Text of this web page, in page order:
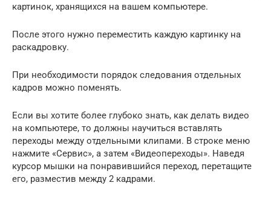
картинок, хранящихся на вашем компьютере.
После этого нужно переместить каждую картинку на
раскадровку.
При необходимости порядок следования отдельных
кадров можно поменять.
Если вы хотите более глубоко знать, как делать видео
на компьютере, то должны научиться вставлять
переходы между отдельными клипами. В строке меню
нажмите «Сервис», а затем «Видеопереходы». Наведя
курсор мышки на понравившийся переход, перетащите
его, разместив между 2 кадрами.